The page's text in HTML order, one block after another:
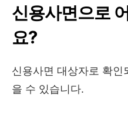
신용사면으로
요?
신용사면 대상자로 확
을 수 있습니다.